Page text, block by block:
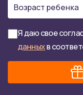
Я даю свое
данныхв